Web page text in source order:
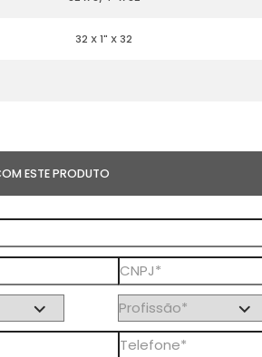
32 X 1" X 32
ESTE PRODUTO